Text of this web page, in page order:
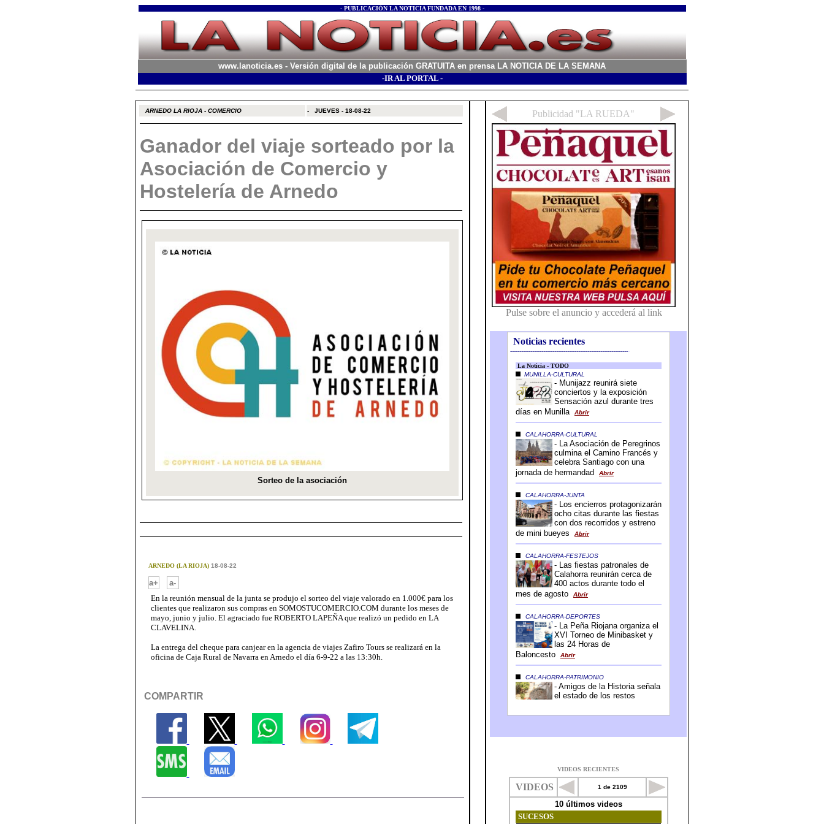
- PUBLICACIÓN LA NOTICIA FUNDADA EN 1998 -
www.lanoticia.es - Versión digital de la publicación GRATUITA en prensa LA NOTICIA DE LA SEMANA
-IR AL PORTAL -
ARNEDO LA RIOJA - COMERCIO - JUEVES - 18-08-22
Ganador del viaje sorteado por la
Asociación de Comercio y
Hostelería de Arnedo
ARNEDO (LA RIOJA)18-08-22
a+
a-
En la reunión mensual de la junta se produjo el sorteo del viaje valorado en 1.000€ para los
clientes que realizaron sus compras en SOMOSTUCOMERCIO.COM durante los meses de
mayo, junio y julio. El agraciado fue ROBERTO LAPEÑA que realizó un pedido en LA
CLAVELINA.
La entrega del cheque para canjear en la agencia de viajes Zafiro Tours se realizará en la
oficina de Caja Rural de Navarra en Arnedo el día 6-9-22 a las 13:30h.
COMPARTIR
Noticias recientes
-----------------------------------------------------------------
VIDEOS RECIENTES